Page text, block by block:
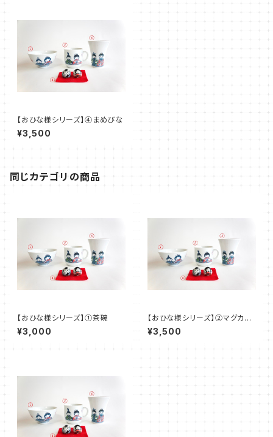
【おひな様シリーズ】④まめびな
¥3,500
同じカテゴリの商品
【おひな様シリーズ】①茶碗
¥3,000
【おひな様シリーズ】②マグカッ
プ
¥3,500